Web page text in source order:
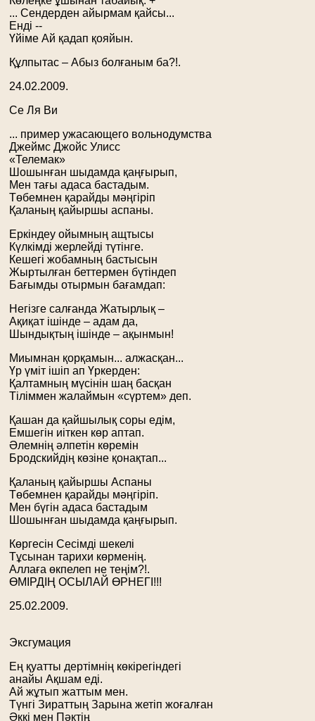
... Сендерден айырмам қайсы...
Енді --
Үйіме Ай қадап қояйын.
Құлпытас – Абыз болғаным ба?!.
24.02.2009.
Се Ля Ви
... пример ужасающего вольнодумства
Джеймс Джойс Улисс
«Телемак»
Шошынған шыдамда қаңғырып,
Мен тағы адаса бастадым.
Төбемнен қарайды мәңгіріп
Қаланың қайыршы аспаны.
Еркіндеу ойымның ащтысы
Күлкімді жерлейді түтінге.
Кешегі жобамның бастысын
Жыртылған беттермен бүтіндеп
Бағымды отырмын бағамдап:
Негізге салғанда Жатырлық –
Ақиқат ішінде – адам да,
Шындықтың ішінде – ақынмын!
Миымнан қорқамын... алжасқан...
Үр үміт ішіп ап Үркерден:
Қалтамның мүсінін шаң басқан
Тіліммен жалаймын «сүртем» деп.
Қашан да қайшылық соры едім,
Емшегін иіткен көр аптап.
Әлемнің әлпетін көремін
Бродскийдің көзіне қонақтап...
Қаланың қайыршы Аспаны
Төбемнен қарайды мәңгіріп.
Мен бүгін адаса бастадым
Шошынған шыдамда қаңғырып.
Көргесін Сесімді шекелі
Тұсынан тарихи көрменің.
Аллаға өкпелеп не теңім?!.
ӨМІРДІҢ ОСЫЛАЙ ӨРНЕГІ!!!
25.02.2009.
Эксгумация
Ең қуатты дертімнің көкірегіндегі
анайы Ақшам еді.
Ай жұтып жаттым мен.
Түнгі Зираттың Зарына жетіп жоғалған
Әккі мен Пәктің